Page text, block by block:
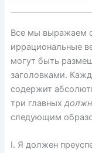
Все мы выражаем
иррациональные
могут быть
заголовками.
содержит
три главных
следующим
I. Я должен